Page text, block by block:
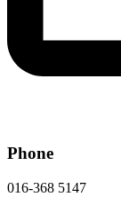
Phone
016-368 5147